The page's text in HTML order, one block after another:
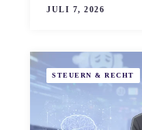
JULI 7, 2026
STEUERN & RECHT